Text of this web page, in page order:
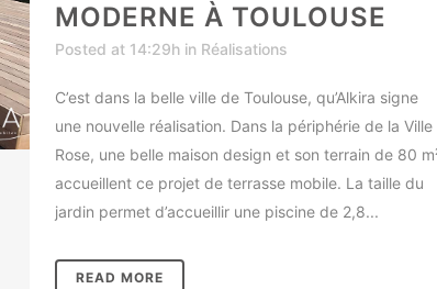
MODERNE À TOULOUSE
Posted at 14:29hin Réalisations
C’est dans la belle ville de Toulouse, qu’Alkira signe
une nouvelle réalisation. Dans la périphérie de la Ville
Rose, une belle maison design et son terrain de 80
accueillent ce projet de terrasse mobile. La taille du
jardin permet d’accueillir une piscine de 2,8...
READ MORE